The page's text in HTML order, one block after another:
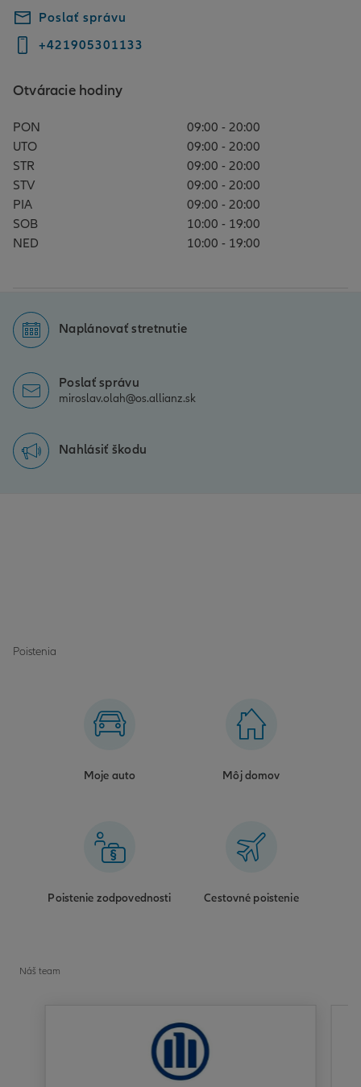
Poslať správu
+421905301133
Otváracie hodiny
PON
09:00 - 20:00
UTO
09:00 - 20:00
STR
09:00 - 20:00
STV
09:00 - 20:00
PIA
09:00 - 20:00
SOB
10:00 - 19:00
NED
10:00 - 19:00
Naplánovať stretnutie
Poslať správu
miroslav.olah@os.allianz.sk
Nahlásiť škodu
Poistenia
Moje auto Môj domov
Poistenie zodpovednosti Cestovné poistenie
Náš team